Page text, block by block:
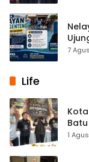
7
Life
1